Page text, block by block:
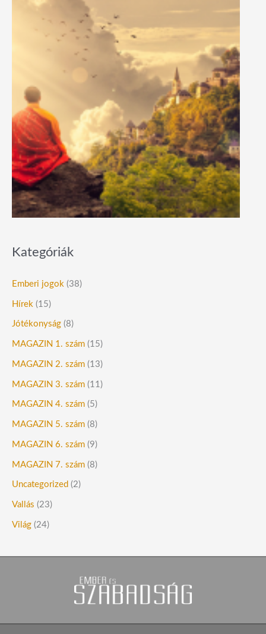
Kategóriák
Emberi jogok (38)
Hírek (15)
Jótékonyság (8)
MAGAZIN 1. szám (15)
MAGAZIN 2. szám (13)
MAGAZIN 3. szám (11)
MAGAZIN 4. szám (5)
MAGAZIN 5. szám (8)
MAGAZIN 6. szám (9)
MAGAZIN 7. szám (8)
Uncategorized (2)
Vallás (23)
Világ (24)